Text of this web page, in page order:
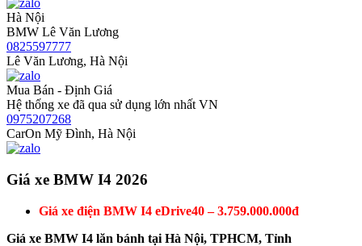
Hà Nội
BMW Lê Văn Lương
0825597777
Lê Văn Lương, Hà Nội
Mua Bán - Định Giá
Hệ thống xe đã qua sử dụng lớn nhất VN
0975207268
CarOn Mỹ Đình, Hà Nội
Giá xe BMW I4 2026
Giá xe điện BMW I4 eDrive40 – 3.759.000.000đ
Giá xe BMW I4 lăn bánh tại Hà Nội, TPHCM, Tỉnh